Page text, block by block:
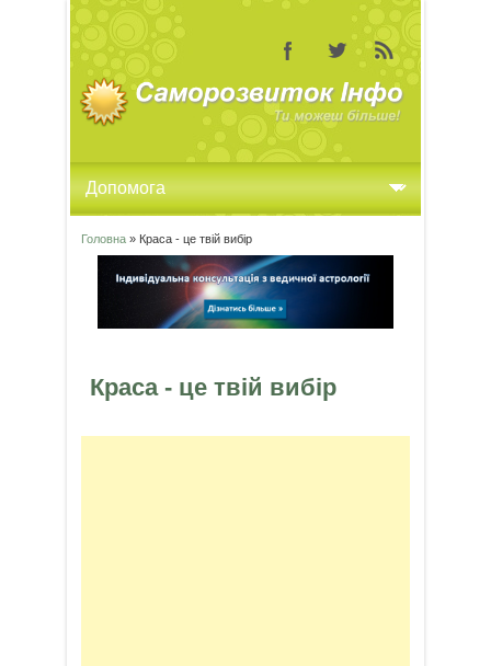
Ви є тут
Головна» Краса - це твій вибір
Краса - це твій вибір